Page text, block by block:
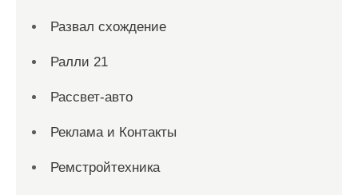
Развал схождение
Ралли 21
Рассвет-авто
Реклама и Контакты
Ремстройтехника